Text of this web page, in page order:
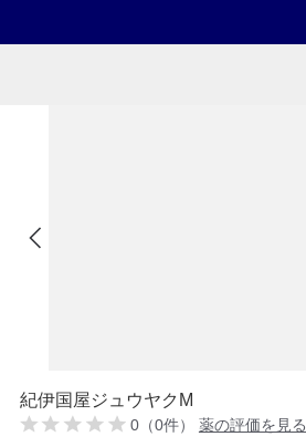
紀伊国屋ジュウヤクM
0（0件） 薬の評価を見る